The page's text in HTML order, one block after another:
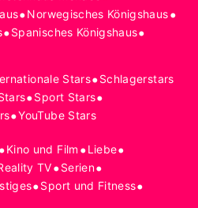
•Norwegisches Königshaus•
•Spanisches Königshaus•
Stars•Schlagerstars
•Sport Stars•
•YouTube Stars
•Kino und Film •Liebe•
TV•Serien•
•Sport und Fitness•